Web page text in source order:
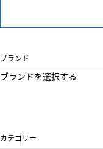
ブランド
ブランドを選択する
カテゴリー